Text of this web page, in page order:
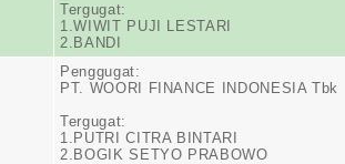
Tergugat:
1.WIWIT PUJI LESTARI
2.BANDI
Penggugat:
PT. WOORI FINANCE INDONESIA Tbk
Tergugat:
1.PUTRI CITRA BINTARI
2.BOGIK SETYO PRABOWO